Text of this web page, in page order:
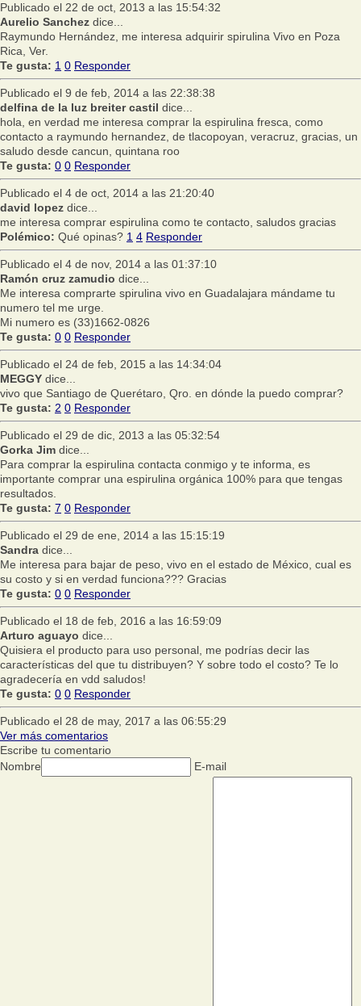
Publicado el 22 de oct, 2013 a las 15:54:32
Aurelio Sanchez dice...
Raymundo Hernández, me interesa adquirir spirulina Vivo en Poza
Rica, Ver.
Te gusta: 1 0 Responder
Publicado el 9 de feb, 2014 a las 22:38:38
delfina de la luz breiter castil dice...
hola, en verdad me interesa comprar la espirulina fresca, como
contacto a raymundo hernandez, de tlacopoyan, veracruz, gracias, un
saludo desde cancun, quintana roo
Te gusta: 0 0 Responder
Publicado el 4 de oct, 2014 a las 21:20:40
david lopez dice...
me interesa comprar espirulina como te contacto, saludos gracias
Polémico: Qué opinas? 1 4 Responder
Publicado el 4 de nov, 2014 a las 01:37:10
Ramón cruz zamudio dice...
Me interesa comprarte spirulina vivo en Guadalajara mándame tu
numero tel me urge.
Mi numero es (33)1662-0826
Te gusta: 0 0 Responder
Publicado el 24 de feb, 2015 a las 14:34:04
MEGGY dice...
vivo que Santiago de Querétaro, Qro. en dónde la puedo comprar?
Te gusta: 2 0 Responder
Publicado el 29 de dic, 2013 a las 05:32:54
Gorka Jim dice...
Para comprar la espirulina contacta conmigo y te informa, es
importante comprar una espirulina orgánica 100% para que tengas
resultados.
Te gusta: 7 0 Responder
Publicado el 29 de ene, 2014 a las 15:15:19
Sandra dice...
Me interesa para bajar de peso, vivo en el estado de México, cual es
su costo y si en verdad funciona??? Gracias
Te gusta: 0 0 Responder
Publicado el 18 de feb, 2016 a las 16:59:09
Arturo aguayo dice...
Quisiera el producto para uso personal, me podrías decir las
características del que tu distribuyen? Y sobre todo el costo? Te lo
agradecería en vdd saludos!
Te gusta: 0 0 Responder
Publicado el 28 de may, 2017 a las 06:55:29
Ver más comentarios
Escribe tu comentario
Nombre
E-mail